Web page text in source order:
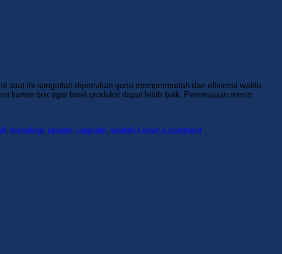
saat ini sangatlah diperlukan guna mempermudah dan efisiensi waktu
karton box agar hasil produksi dapat lebih baik. Peremajaan mesin
, teknologi, update, upgrade, wadah Leave a comment